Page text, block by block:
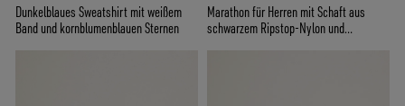
Dunkelblaues Sweatshirt mit weißem
Band und kornblumenblauen Sternen
Marathon für Herren mit Schaft aus
schwarzem Ripstop-Nylon und